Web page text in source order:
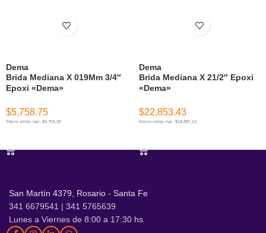
Brida Mediana X 019Mm 3/4″
Epoxi «Dema»
Dema
$5,758.75
Precio s/imp. nac. $4.759,30
Brida Mediana X 21/2″ Epoxi
«Dema»
Dema
$22,853.43
Precio s/imp. nac. $18.887,13
San Martín 4379, Rosario - Santa Fe
341 6679541 | 341 5765639
Lunes a Viernes de 8:00 a 17:30 hs